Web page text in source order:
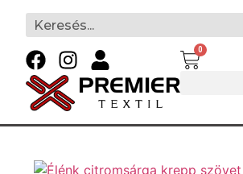
0